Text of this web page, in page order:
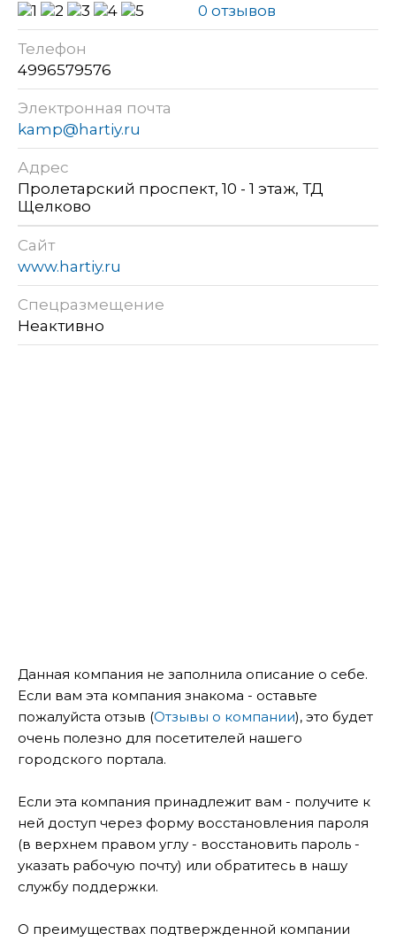
0 отзывов
Телефон
4996579576
Электронная почта
kamp@hartiy.ru
Адрес
Пролетарский проспект, 10 - 1 этаж, ТД
Щелково
Сайт
www.hartiy.ru
Спецразмещение
Неактивно
Данная компания не заполнила описание о себе.
Если вам эта компания знакома - оставьте
пожалуйста отзыв (Отзывы о компании), это будет
очень полезно для посетителей нашего
городского портала.
Если эта компания принадлежит вам - получите к
ней доступ через форму восстановления пароля
(в верхнем правом углу - восстановить пароль -
указать рабочую почту) или обратитесь в нашу
службу поддержки.
О преимуществах подтвержденной компании